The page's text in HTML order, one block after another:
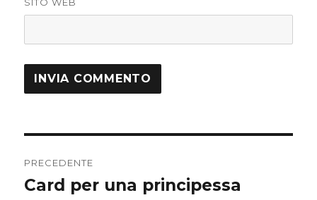
articoli
PRECEDENTE
Articolo
Card per una principessa